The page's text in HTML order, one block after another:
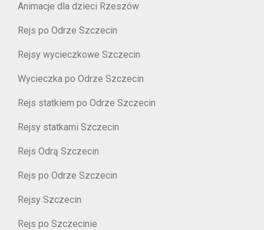
Animacje dla dzieci Rzeszów
Rejs po Odrze Szczecin
Rejsy wycieczkowe Szczecin
Wycieczka po Odrze Szczecin
Rejs statkiem po Odrze Szczecin
Rejsy statkami Szczecin
Rejs Odrą Szczecin
Rejs po Odrze Szczecin
Rejsy Szczecin
Rejs po Szczecinie